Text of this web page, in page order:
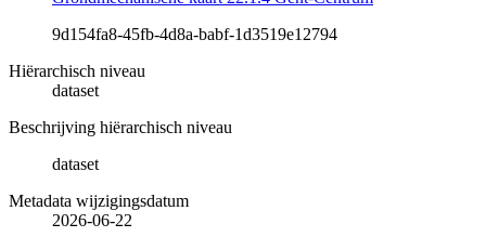
9d154fa8-45fb-4d8a-babf-1d3519e12794
Hiërarchisch niveau
dataset
Beschrijving hiërarchisch niveau
dataset
Metadata wijzigingsdatum
2026-06-22